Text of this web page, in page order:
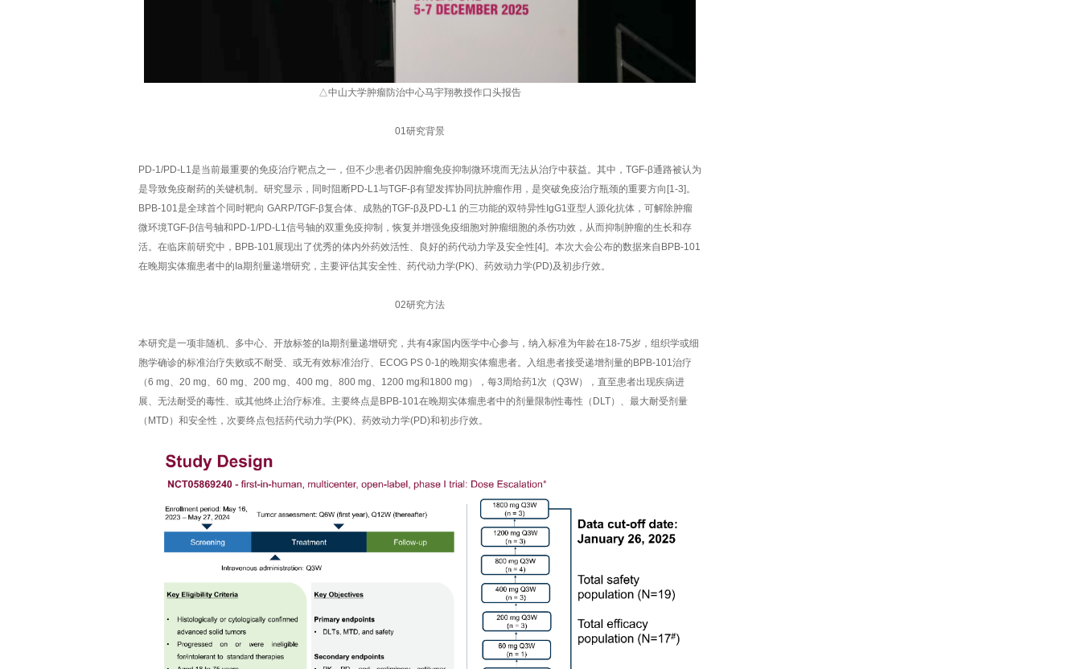
△中山大学肿瘤防治中心马宇翔教授作口头报告
01研究背景
PD-1/PD-L1是当前最重要的免疫治疗靶点之一，但不少患者仍因肿瘤免疫抑制微环境而无法从治疗中获益。其中，TGF-β通路被认为
是导致免疫耐药的关键机制。研究显示，同时阻断PD-L1与TGF-β有望发挥协同抗肿瘤作用，是突破免疫治疗瓶颈的重要方向[1-3]。
BPB-101是全球首个同时靶向 GARP/TGF-β复合体、成熟的TGF-β及PD-L1 的三功能的双特异性IgG1亚型人源化抗体，可解除肿瘤
微环境TGF-β信号轴和PD-1/PD-L1信号轴的双重免疫抑制，恢复并增强免疫细胞对肿瘤细胞的杀伤功效，从而抑制肿瘤的生长和存
活。在临床前研究中，BPB-101展现出了优秀的体内外药效活性、良好的药代动力学及安全性[4]。本次大会公布的数据来自BPB-101
在晚期实体瘤患者中的Ia期剂量递增研究，主要评估其安全性、药代动力学(PK)、药效动力学(PD)及初步疗效。
02研究方法
本研究是一项非随机、多中心、开放标签的Ia期剂量递增研究，共有4家国内医学中心参与，纳入标准为年龄在18-75岁，组织学或细
胞学确诊的标准治疗失败或不耐受、或无有效标准治疗、ECOG PS 0-1的晚期实体瘤患者。入组患者接受递增剂量的BPB-101治疗
（6 mg、20 mg、60 mg、200 mg、400 mg、800 mg、1200 mg和1800 mg），每3周给药1次（Q3W），直至患者出现疾病进
展、无法耐受的毒性、或其他终止治疗标准。主要终点是BPB-101在晚期实体瘤患者中的剂量限制性毒性（DLT）、最大耐受剂量
（MTD）和安全性，次要终点包括药代动力学(PK)、药效动力学(PD)和初步疗效。